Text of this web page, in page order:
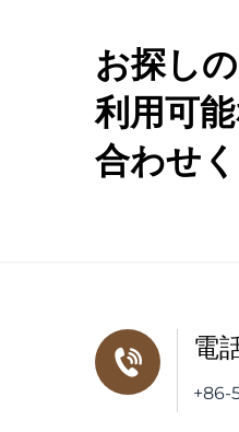
お探し
利用可
合わせく
電
+86-